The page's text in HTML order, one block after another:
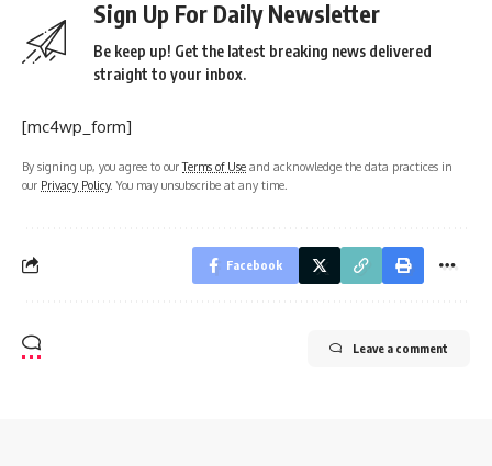
Sign Up For Daily Newsletter
Be keep up! Get the latest breaking news delivered
straight to your inbox.
[mc4wp_form]
By signing up, you agree to ourTerms of Use and acknowledge the data practices in
our Privacy Policy. You may unsubscribe at any time.
Facebook
Leave a comment